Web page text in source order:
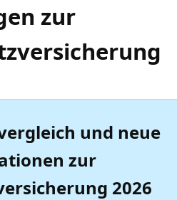
zur
und neue
zur
2026